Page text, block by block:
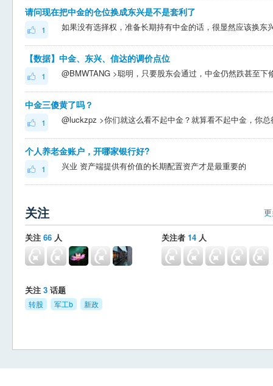
请问现在把中金的仓位换成东兴是不是套利了
1 如果没有选择权，准备长期持有中金的话，很显然应该换东
【数据】中金、东兴、信达的调价点位
1
中金三傻黄了吗？
1
个人养老金账户，开哪家银行好?
1 兴业 资产端提供有价值的长期配置资产才是最重要的
关注
关注 66 人 关注者 14 人
关注 3 话题
转股 军工b 新政